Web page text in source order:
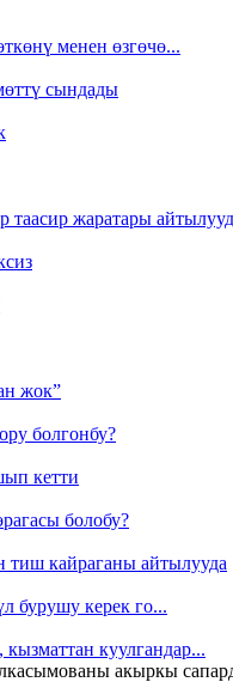
менен өзгөчө...
сындады
жаратары
жок”
болгонбу?
кетти
болобу?
кайраганы айтылууда
бурушу керек го...
кызматтан куулгандар...
акыркы